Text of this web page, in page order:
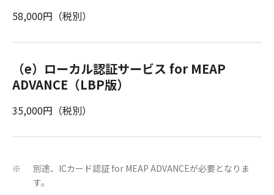
58,000円（税別）
（e）ローカル認証サービス for MEAP
ADVANCE（LBP版）
35,000円（税別）
※
別途、ICカード認証 for MEAP ADVANCEが必要となりま
す。